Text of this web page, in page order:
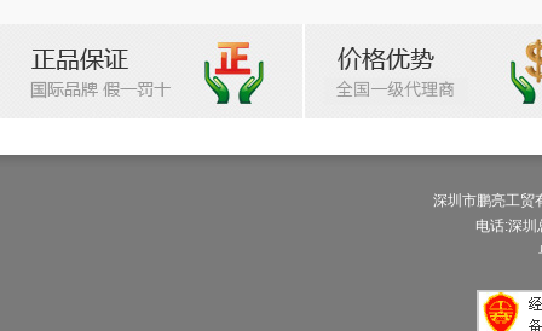
深圳市鹏亮工
电话:深